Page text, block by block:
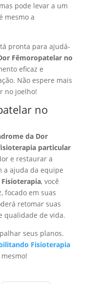
pode levar a um
mesmo a
pronta para ajudá-
Fêmoropatelar no
eficaz e
Não espere mais
no joelho!
no
da Dor
particular
e restaurar a
a ajuda da equipe
, você
focado em suas
retomar suas
qualidade de vida.
seus planos.
Fisioterapia